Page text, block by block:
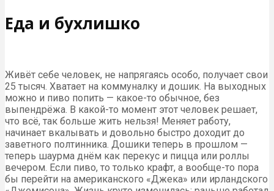
Еда и бухлишко
Живёт себе человек, не напрягаясь особо, получает свои
25 тысяч. Хватает на коммуналку и дошик. На выходных
можно и пиво попить — какое-то обычное, без
выпендрёжа. В какой-то момент этот человек решает,
что всё, так больше жить нельзя! Меняет работу,
начинает вкалывать и довольно быстро доходит до
заветного полтинника. Дошики теперь в прошлом —
теперь шаурма днём как перекус и пицца или роллы
вечером. Если пиво, то только крафт, а вообще-то пора
бы перейти на американского «Джека» или ирландского